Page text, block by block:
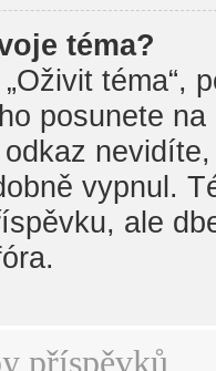
téma?
téma“,
posunete
vypnul.
ale
příspěvků